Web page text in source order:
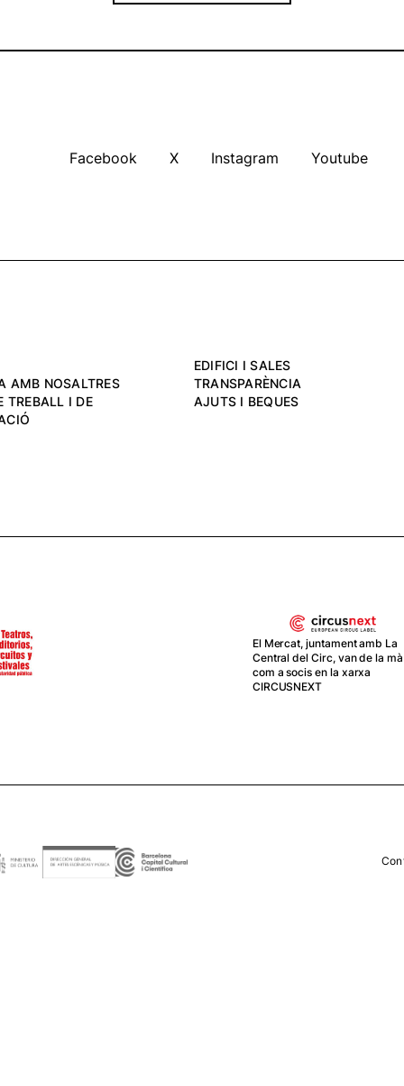
Facebook X Instagram Youtube
EDIFICI I SALES
AMB NOSALTRES
TRANSPARÈNCIA
TREBALL I DE
AJUTS I BEQUES
El Mercat, juntament amb La
Central del Circ, van de la mà
com a socis en la xarxa
CIRCUSNEXT